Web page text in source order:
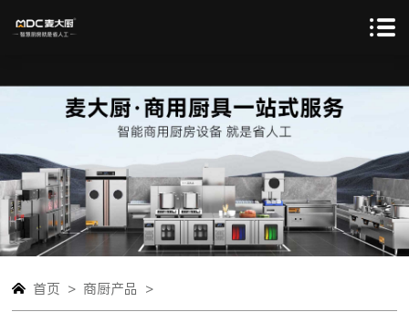
首页 > 商厨产品 >